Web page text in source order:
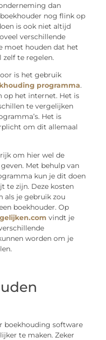
dan
nog flink op
is ook niet altijd
verschillende
moet houden dat het
te regelen.
is het gebruik
programma.
op het internet. Het is
te vergelijken
Het is
om dit allemaal
om hier wel de
Met behulp van
kun je dit doen
te zijn. Deze kosten
als je gebruik zou
boekhouder. Op
vindt je
worden om je
boekhouding software
te maken. Zeker